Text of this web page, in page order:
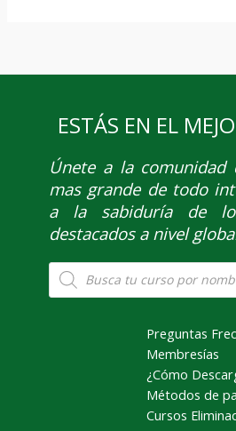
ESTÁS EN EL
Únetea la comunidad
mas grande de todo
a la sabiduría de
destacados a nivel
Búsqueda
de
productos
Preguntas
Membresías
¿Cómo
Métodos de
Cursos